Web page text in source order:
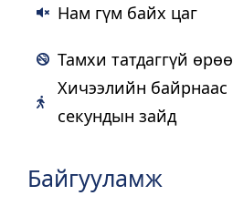
Нам гүм байх цаг
Тамхи татдаггүй
Хичээлийн байрнаас
секундын зайд
Байгууламж